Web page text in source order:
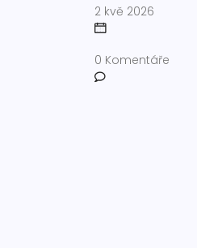
2 kvě 2026
0 Komentáře